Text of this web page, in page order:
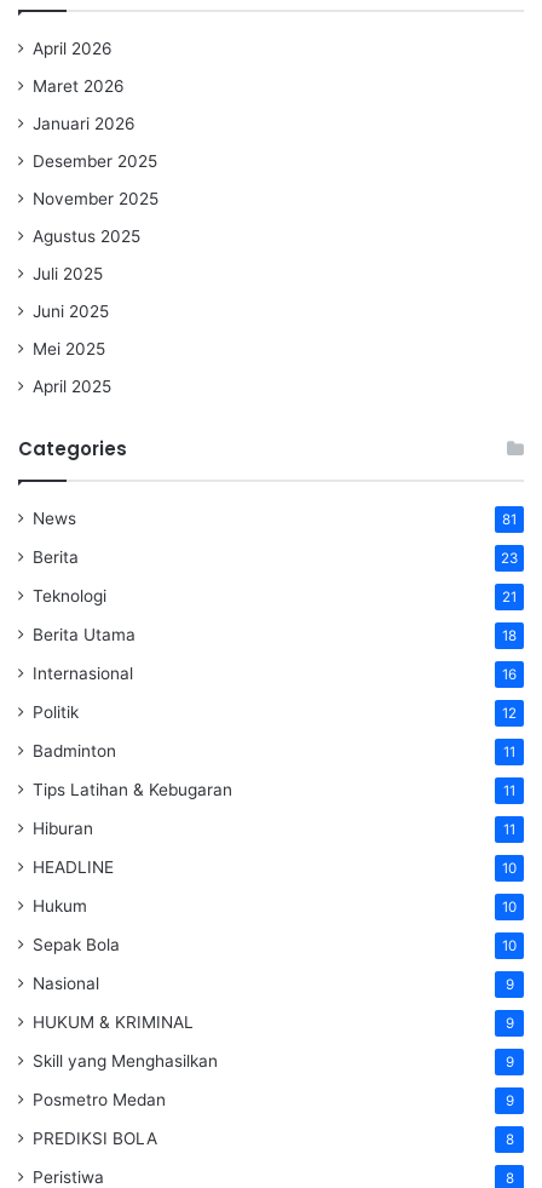
April 2026
Maret 2026
Januari 2026
Desember 2025
November 2025
Agustus 2025
Juli 2025
Juni 2025
Mei 2025
April 2025
Categories
News 81
Berita 23
Teknologi 21
Berita Utama 18
Internasional 16
Politik 12
Badminton 11
Tips Latihan & Kebugaran 11
Hiburan 11
HEADLINE 10
Hukum 10
Sepak Bola 10
Nasional 9
HUKUM & KRIMINAL 9
Skill yang Menghasilkan 9
Posmetro Medan 9
PREDIKSI BOLA 8
Peristiwa 8